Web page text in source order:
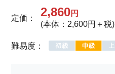
定価： 2,860円
(本体：2,600円＋税)
難易度：